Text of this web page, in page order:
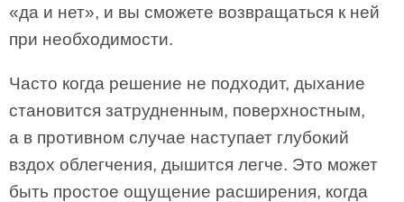
«да и нет», и вы сможете возвращаться к ней
при необходимости.
Часто когда решение не подходит, дыхание
становится затрудненным, поверхностным,
а в противном случае наступает глубокий
вздох облегчения, дышится легче. Это может
быть простое ощущение расширения, когда